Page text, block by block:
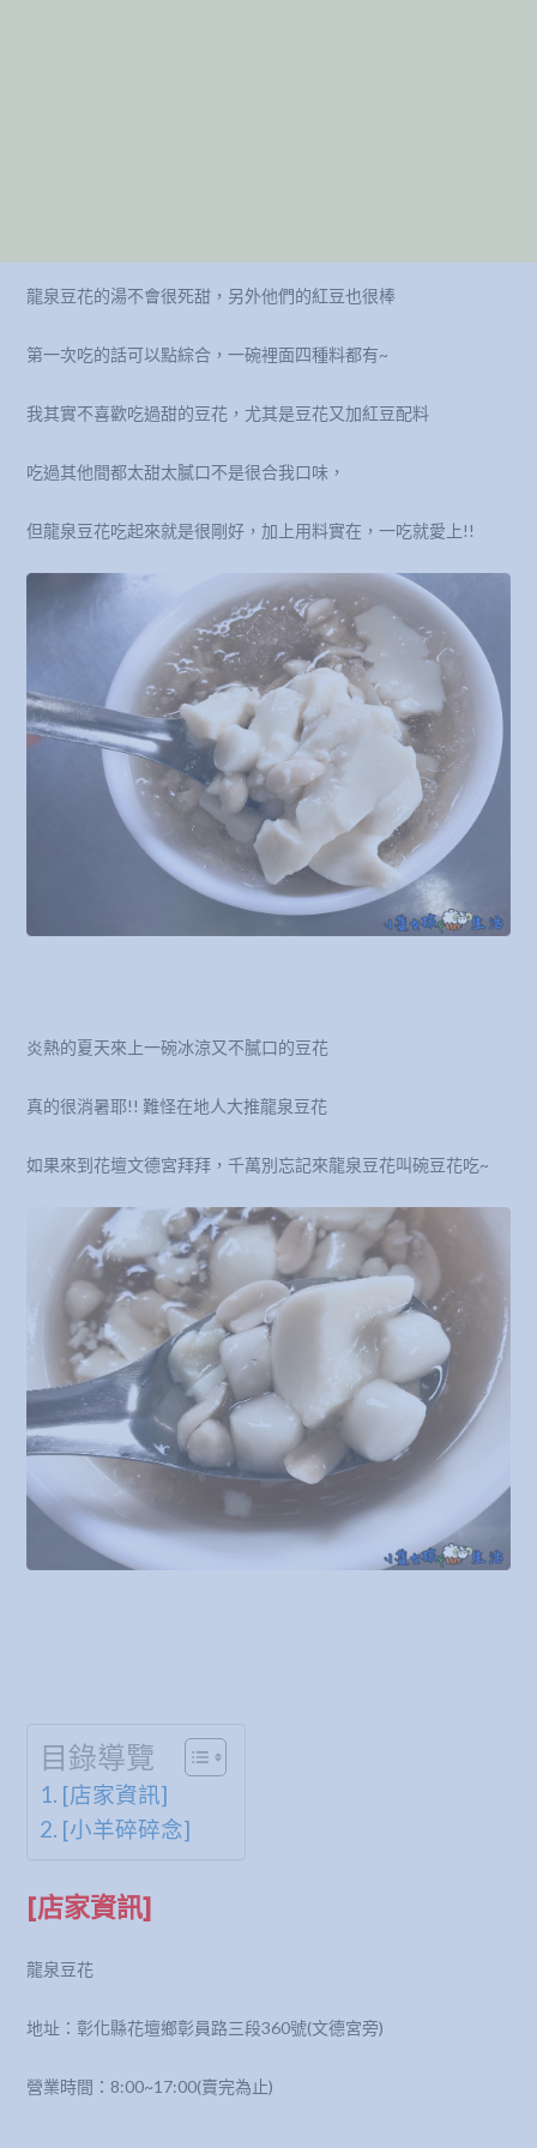
龍泉豆花的湯不會很死甜，另外他們的紅豆也很棒
第一次吃的話可以點綜合，一碗裡面四種料都有~
我其實不喜歡吃過甜的豆花，尤其是豆花又加紅豆配料
吃過其他間都太甜太膩口不是很合我口味，
但龍泉豆花吃起來就是很剛好，加上用料實在，一吃就愛上!!
炎熱的夏天來上一碗冰涼又不膩口的豆花
真的很消暑耶!! 難怪在地人大推龍泉豆花
如果來到花壇文德宮拜拜，千萬別忘記來龍泉豆花叫碗豆花吃~
目錄導覽
[店家資訊]
[小羊碎碎念]
[店家資訊]
龍泉豆花
地址：彰化縣花壇鄉彰員路三段360號(文德宮旁)
營業時間：8:00~17:00(賣完為止)